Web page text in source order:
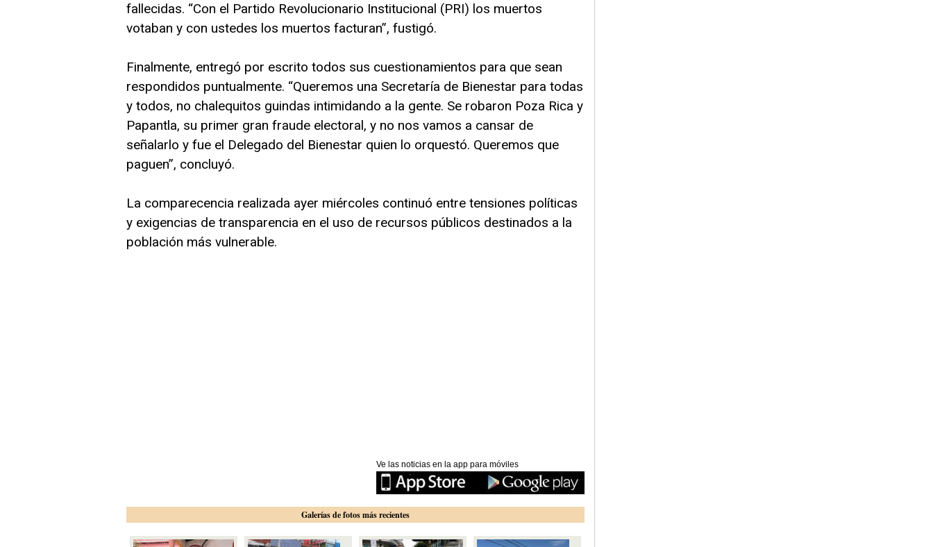
fallecidas. “Con el Partido Revolucionario Institucional (PRI) los muertos
votaban y con ustedes los muertos facturan”, fustigó.
Finalmente, entregó por escrito todos sus cuestionamientos para que sean
respondidos puntualmente. “Queremos una Secretaría de Bienestar para todas
y todos, no chalequitos guindas intimidando a la gente. Se robaron Poza Rica y
Papantla, su primer gran fraude electoral, y no nos vamos a cansar de
señalarlo y fue el Delegado del Bienestar quien lo orquestó. Queremos que
paguen”, concluyó.
La comparecencia realizada ayer miércoles continuó entre tensiones políticas
y exigencias de transparencia en el uso de recursos públicos destinados a la
población más vulnerable.
Ve las noticias en la app para móviles
Galerías de fotos más recientes